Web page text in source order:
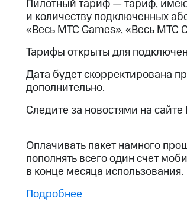
Пилотный тариф — тариф,
и количеству подключенных
«Весь МТС Games», «Весь МТС
Тарифы открыты для
Дата будет скорректирована
дополнительно.
Следите за новостями на
Оплачивать пакет намного
пополнять всего один счет
в конце месяца использования.
Подробнее